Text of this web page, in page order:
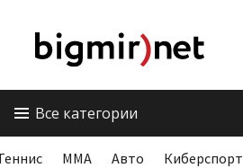
Все категории
ММА Авто Киберспорт